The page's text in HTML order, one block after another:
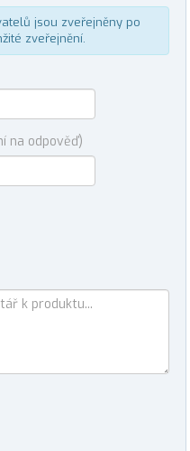
jsou zveřejněny po
zveřejnění.
na odpověď)